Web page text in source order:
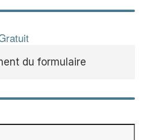
du formulaire